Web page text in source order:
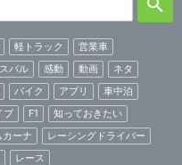
軽トラック
営業車
スバル 感動 動画
ネタ
バイク アプリ
車中泊
ブ F1
知っておきたい
カーナ
レーシングドライバー
レース